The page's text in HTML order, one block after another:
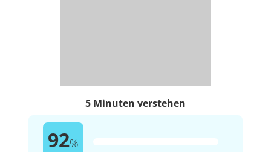
5 Minuten verstehen
92%